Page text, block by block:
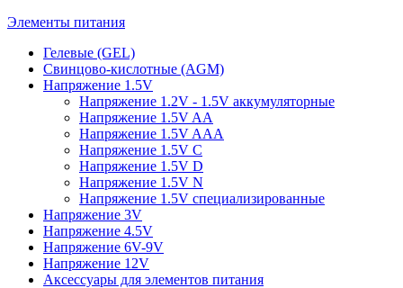
Элементы питания
Гелевые (GEL)
Свинцово-кислотные (AGM)
Напряжение 1.5V
Напряжение 1.2V - 1.5V аккумуляторные
Напряжение 1.5V AA
Напряжение 1.5V AAA
Напряжение 1.5V C
Напряжение 1.5V D
Напряжение 1.5V N
Напряжение 1.5V специализированные
Напряжение 3V
Напряжение 4.5V
Напряжение 6V-9V
Напряжение 12V
Аксессуары для элементов питания